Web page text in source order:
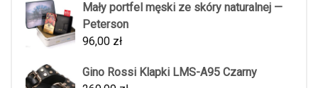
Mały portfel męski ze skóry naturalnej —
Peterson
96,00 zł
Gino Rossi Klapki LMS-A95 Czarny